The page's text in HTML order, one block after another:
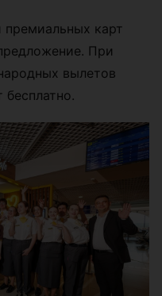
карт
При
вылетов
бесплатно.